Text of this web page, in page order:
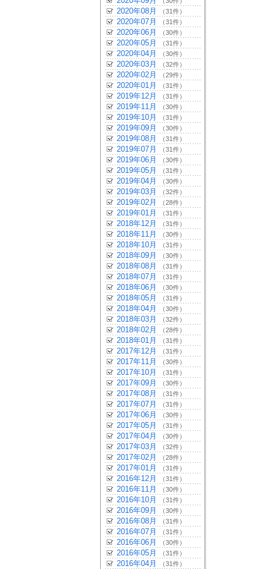
2020年08月 （31件）
2020年07月 （31件）
2020年06月 （30件）
2020年05月 （31件）
2020年04月 （30件）
2020年03月 （32件）
2020年02月 （29件）
2020年01月 （31件）
2019年12月 （31件）
2019年11月 （30件）
2019年10月 （31件）
2019年09月 （30件）
2019年08月 （31件）
2019年07月 （31件）
2019年06月 （30件）
2019年05月 （31件）
2019年04月 （30件）
2019年03月 （32件）
2019年02月 （28件）
2019年01月 （31件）
2018年12月 （31件）
2018年11月 （30件）
2018年10月 （31件）
2018年09月 （30件）
2018年08月 （31件）
2018年07月 （31件）
2018年06月 （30件）
2018年05月 （31件）
2018年04月 （30件）
2018年03月 （32件）
2018年02月 （28件）
2018年01月 （31件）
2017年12月 （31件）
2017年11月 （30件）
2017年10月 （31件）
2017年09月 （30件）
2017年08月 （31件）
2017年07月 （31件）
2017年06月 （30件）
2017年05月 （31件）
2017年04月 （30件）
2017年03月 （32件）
2017年02月 （28件）
2017年01月 （31件）
2016年12月 （31件）
2016年11月 （30件）
2016年10月 （31件）
2016年09月 （30件）
2016年08月 （31件）
2016年07月 （31件）
2016年06月 （30件）
2016年05月 （31件）
2016年04月 （31件）